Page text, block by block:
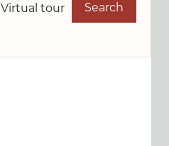
Virtual tour Search